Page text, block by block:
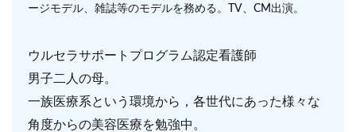
ージモデル、雑誌等のモデルを務める。TV、CM出演。
ウルセラサポートプログラム認定看護師
男子二人の母。
一族医療系という環境から，各世代にあった様々な
角度からの美容医療を勉強中。